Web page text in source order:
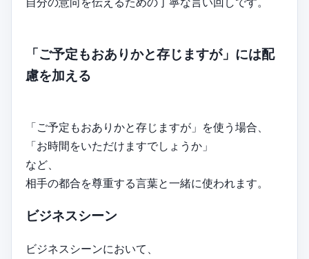
「ご予定もおありかと存じますが」には配
慮を加える
「ご予定もおありかと存じますが」を使う場合、
「お時間をいただけますでしょうか」
など、
相手の都合を尊重する言葉と一緒に使われます。
ビジネスシーン
ビジネスシーンにおいて、